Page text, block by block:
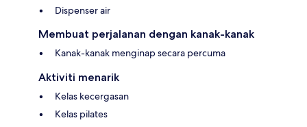
Dispenser air
Membuat perjalanan dengan kanak-kanak
Kanak-kanak menginap secara percuma
Aktiviti menarik
Kelas kecergasan
Kelas pilates